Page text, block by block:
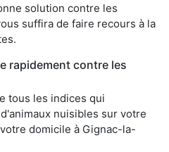
solution contre les
suffira de faire recours à la
rapidement contre les
tous les indices qui
nuisibles sur votre
domicile à Gignac-la-